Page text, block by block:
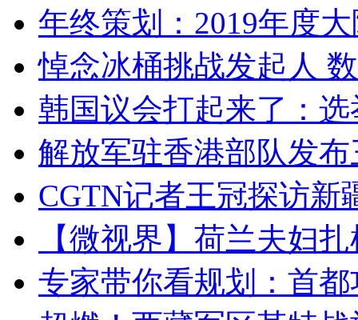
年终策划：2019年度
悼念冰桶挑战发起人
韩国议会打起来了：
解放军驻香港部队发
CGTN记者王冠探访新
【微视界】荷兰夫妇
专家带你看规划：首